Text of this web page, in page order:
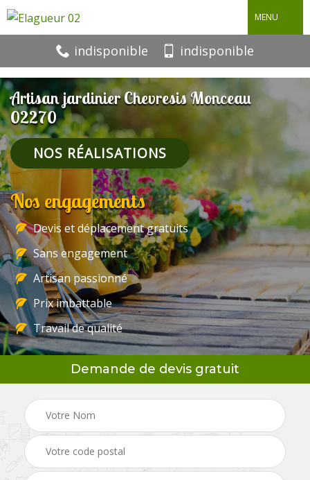
MENU
indisponible indisponible
Artisan jardinier Chevresis Monceau
02270
NOS RÉALISATIONS
Nos engagements
Devis et déplacement gratuits
Sans engagement
Artisan passionné
Prix imbattable
Travail de qualité
Demande de devis gratuit